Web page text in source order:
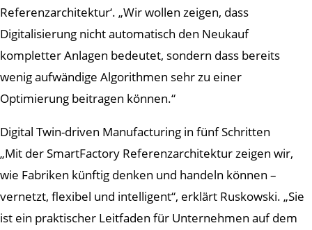
Referenzarchitektur‘. „Wir wollen zeigen, dass
Digitalisierung nicht automatisch den Neukauf
kompletter Anlagen bedeutet, sondern dass bereits
wenig aufwändige Algorithmen sehr zu einer
Optimierung beitragen können.“
Digital Twin-driven Manufacturing in fünf Schritten
„Mit der SmartFactory Referenzarchitektur zeigen wir,
wie Fabriken künftig denken und handeln können –
vernetzt, flexibel und intelligent“, erklärt Ruskowski. „Sie
ist ein praktischer Leitfaden für Unternehmen auf dem